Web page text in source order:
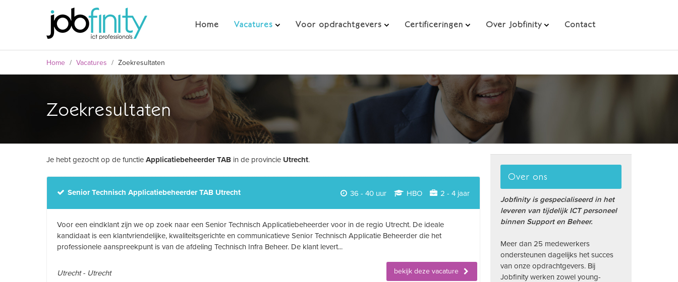
Home Vacatures Voor opdrachtgevers Certificeringen Over Jobfinity Contact
Home / Vacatures / Zoekresultaten
Zoekresultaten
formulier
Je hebt gezocht op de functie Applicatiebeheerder TAB in de provincie Utrecht.
Senior Technisch Applicatiebeheerder TAB Utrecht 36 - 40 uur HBO 2 - 4 jaar
Voor een eindklant zijn we op zoek naar een Senior Technisch Applicatiebeheerder voor in de regio Utrecht. De ideale
kandidaat is een klantvriendelijke, kwaliteitsgerichte en communicatieve Senior Technisch Applicatie Beheerder die het
professionele aanspreekpunt is van de afdeling Technisch Infra Beheer. De klant levert...
Utrecht - Utrecht bekijk deze vacature
Over ons
Jobfinity is gespecialiseerd in het
leveren van tijdelijk ICT personeel
binnen Support en Beheer.
Meer dan 25 medewerkers
ondersteunen dagelijks het succes
van onze opdrachtgevers. Bij
Jobfinity werken zowel young-